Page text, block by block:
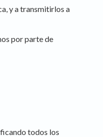
y a transmitirlos a
por parte de
todos los